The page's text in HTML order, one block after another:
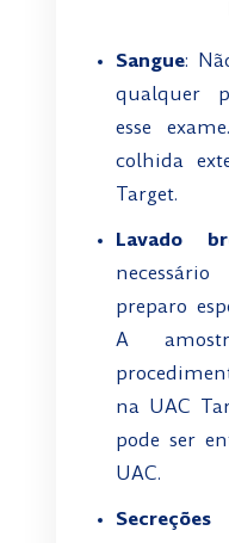
Sangue:
qualquer
esse
colhida
Target.
Lavado
preparo
A
na UAC
pode ser
UAC.